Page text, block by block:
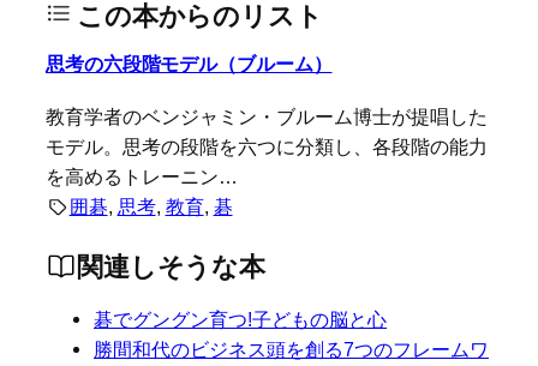
この本からのリスト
思考の六段階モデル（ブルーム）
教育学者のベンジャミン・ブルーム博士が提唱した
モデル。思考の段階を六つに分類し、各段階の能力
を高めるトレーニン…
囲碁, 思考, 教育, 碁
関連しそうな本
碁でグングン育つ!子どもの脳と心
勝間和代のビジネス頭を創る7つのフレームワ